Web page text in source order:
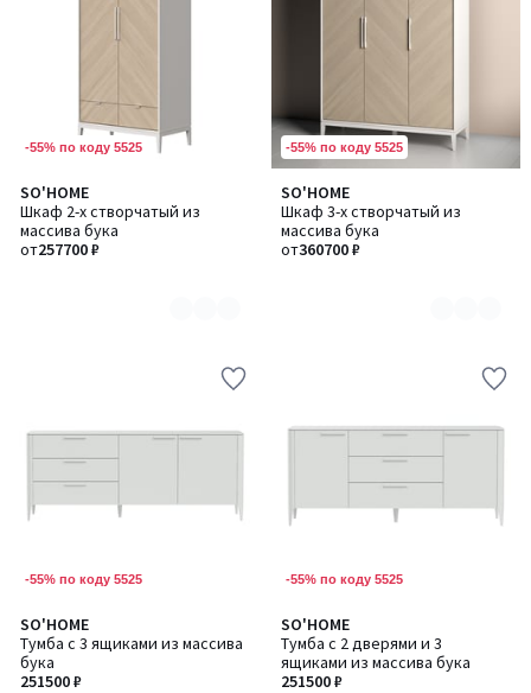
-55% по коду 5525
SO'HOME
Шкаф 2-х створчатый из
массива бука
от257700 ₽
Количество
цветов:
2
-55% по коду 5525
SO'HOME
Шкаф 3-х створчатый из
массива бука
от360700 ₽
Количество
цветов:
2
-55% по коду 5525
SO'HOME
Тумба с 3 ящиками из массива
бука
251500 ₽
Количество
цветов:
6
-55% по коду 5525
SO'HOME
Тумба с 2 дверями и 3
ящиками из массива бука
251500 ₽
Количество
цветов:
6